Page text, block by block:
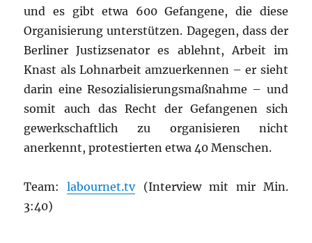
und es gibt etwa 600 Gefangene, die diese
Organisierung unterstützen. Dagegen, dass der
Berliner Justizsenator es ablehnt, Arbeit im
Knast als Lohnarbeit amzuerkennen – er sieht
darin eine Resozialisierungsmaßnahme – und
somit auch das Recht der Gefangenen sich
gewerkschaftlich zu organisieren nicht
anerkennt, protestierten etwa 40 Menschen.
Team:labournet.tv(Interview mit mir Min.
3:40)